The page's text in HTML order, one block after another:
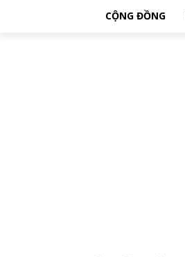
CỘNG ĐỒNG